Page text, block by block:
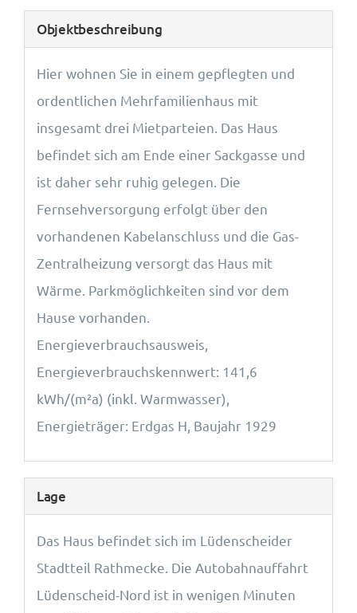
Objekt­beschreibung
Hier wohnen Sie in einem gepflegten und
ordentlichen Mehrfamilienhaus mit
insgesamt drei Mietparteien. Das Haus
befindet sich am Ende einer Sackgasse und
ist daher sehr ruhig gelegen. Die
Fernsehversorgung erfolgt über den
vorhandenen Kabelanschluss und die Gas-
Zentralheizung versorgt das Haus mit
Wärme. Parkmöglichkeiten sind vor dem
Hause vorhanden.
Energieverbrauchsausweis,
Energieverbrauchskennwert: 141,6
kWh/(m²a) (inkl. Warmwasser),
Energieträger: Erdgas H, Baujahr 1929
Lage
Das Haus befindet sich im Lüdenscheider
Stadtteil Rathmecke. Die Autobahnauffahrt
Lüdenscheid-Nord ist in wenigen Minuten